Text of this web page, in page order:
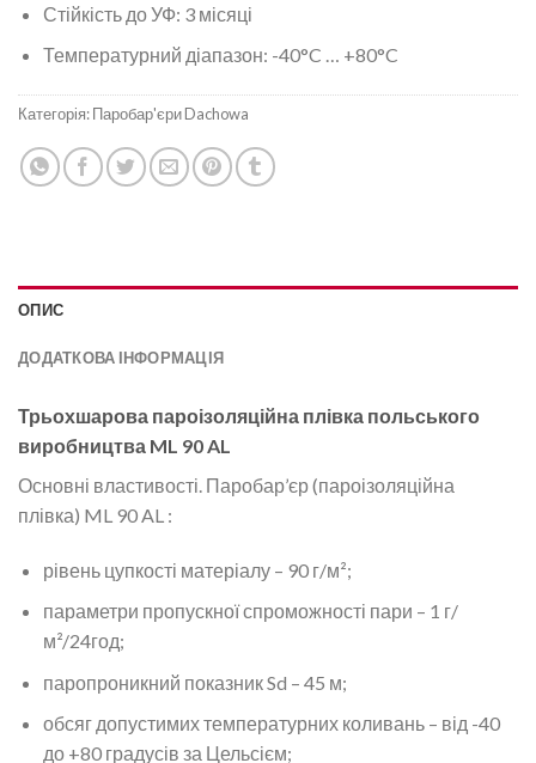
Стійкість до УФ: 3 місяці
Температурний діапазон: -40°C … +80°C
Категорія:Паробар'єри Dachowa
ОПИС
ДОДАТКОВА ІНФОРМАЦІЯ
Трьохшарова пароізоляційна плівка польського
виробництва ML 90 AL
Основні властивості. Паробар’єр (пароізоляційна
плівка) ML 90 AL :
рівень цупкості матеріалу – 90 г/м²;
параметри пропускної спроможності пари – 1 г/
м²/24год;
паропроникний показник Sd – 45 м;
обсяг допустимих температурних коливань – від -40
до +80 градусів за Цельсієм;